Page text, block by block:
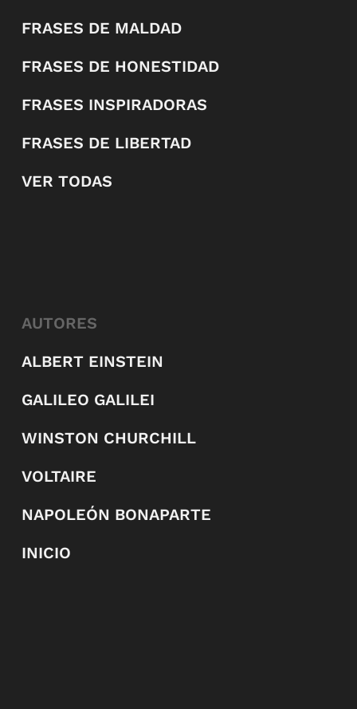
FRASES DE MALDAD
FRASES DE HONESTIDAD
FRASES INSPIRADORAS
FRASES DE LIBERTAD
VER TODAS
AUTORES
ALBERT EINSTEIN
GALILEO GALILEI
WINSTON CHURCHILL
VOLTAIRE
NAPOLEÓN BONAPARTE
INICIO